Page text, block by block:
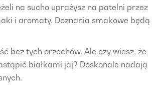
na sucho uprażysz na patelni przez
i aromaty. Doznania smakowe będą
bez tych orzechów. Ale czy wiesz, że
białkami jaj? Doskonale nadają